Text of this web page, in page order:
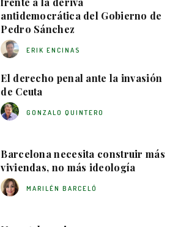
antidemocrática del Gobierno de
Pedro Sánchez
ERIK ENCINAS
El derecho penal ante la invasión
de Ceuta
GONZALO QUINTERO
Barcelona necesita construir más
viviendas, no más ideología
MARILÉN BARCELÓ